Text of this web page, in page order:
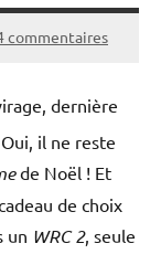
commentaires
dernière
il ne reste
de Noël ! Et
cadeau de choix
un WRC 2, seule